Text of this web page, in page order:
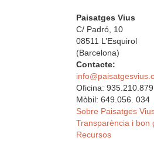
Paisatges Vius
C/ Padró, 10
08511 L’Esquirol
(Barcelona)
Contacte:
Oficina: 935.210.879
Mòbil: 649.056. 034
Sobre Paisatges
Transparència i bon
Recursos